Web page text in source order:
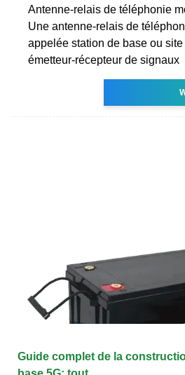
Antenne-relais de téléphonie
Une antenne-relais de
appelée station de base ou
émetteur-récepteur de signaux
Guide complet de la